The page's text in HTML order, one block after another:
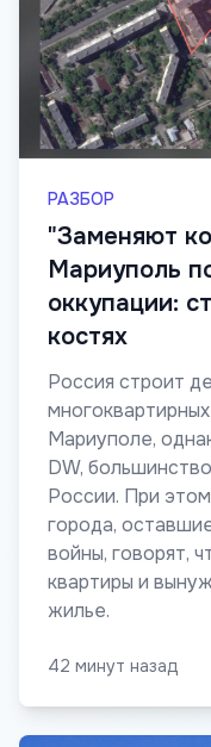
РАЗБОР
"Заменяют
Мариуполь
оккупации:
костях
Россия строит
Мариуполе,
DW,
России. При
города,
войны, говорят,
квартиры и
жилье.
42 минут назад